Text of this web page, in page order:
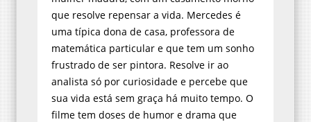
que resolve repensar a vida. Mercedes é
uma típica dona de casa, professora de
matemática particular e que tem um sonho
frustrado de ser pintora. Resolve ir ao
analista só por curiosidade e percebe que
sua vida está sem graça há muito tempo. O
filme tem doses de humor e drama que